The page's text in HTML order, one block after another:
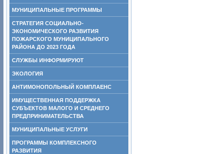
МУНИЦИПАЛЬНЫЕ ПРОГРАММЫ
СТРАТЕГИЯ СОЦИАЛЬНО-
ЭКОНОМИЧЕСКОГО РАЗВИТИЯ
ПОЖАРСКОГО МУНИЦИПАЛЬНОГО
РАЙОНА ДО 2023 ГОДА
СЛУЖБЫ ИНФОРМИРУЮТ
ЭКОЛОГИЯ
АНТИМОНОПОЛЬНЫЙ КОМПЛАЕНС
ИМУЩЕСТВЕННАЯ ПОДДЕРЖКА
СУБЪЕКТОВ МАЛОГО И СРЕДНЕГО
ПРЕДПРИНИМАТЕЛЬСТВА
МУНИЦИПАЛЬНЫЕ УСЛУГИ
ПРОГРАММЫ КОМПЛЕКСНОГО
РАЗВИТИЯ